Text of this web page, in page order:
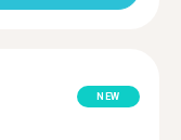
NEW